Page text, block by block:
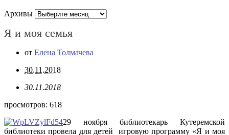
Архивы
Я и моя семья
от Елена Толмачева
30.11.2018
30.11.2018
просмотров: 618
29 ноября библиотекарь Кутеремской
библиотеки провела для детей игровую программу «Я и моя